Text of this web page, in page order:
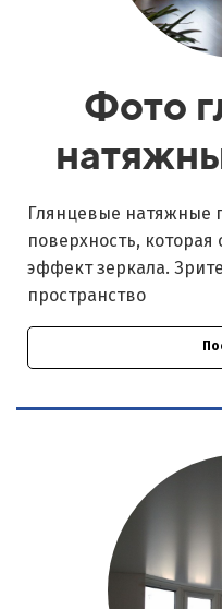
Фото
Глянцевые натяжные
поверхность, которая
эффект зеркала.
пространство